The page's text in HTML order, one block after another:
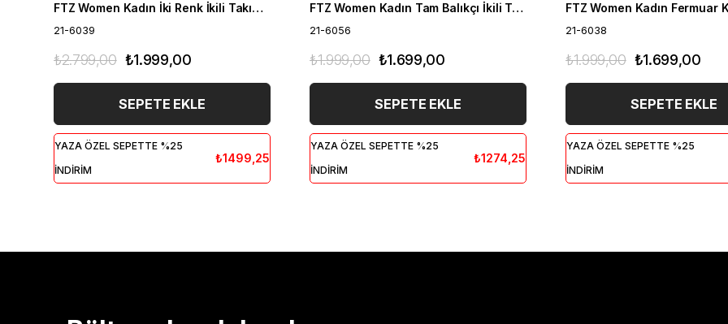
FTZ Women Kadın İki Renk İkili Takım Siyah 21-6039
21-6039
₺1.999,00
₺2.799,00
SEPETE EKLE
YAZA ÖZEL SEPETTE %25
İNDİRİM
₺1499,25
FTZ Women Kadın Tam Balıkçı İkili Takım Siyah 21-6056
21-6056
₺1.699,00
₺1.999,00
SEPETE EKLE
YAZA ÖZEL SEPETTE %25
İNDİRİM
₺1274,25
21-6038
₺1.699,00
₺1.999,00
SEPETE EKLE
YAZA ÖZEL SEPETTE %25
İNDİRİM